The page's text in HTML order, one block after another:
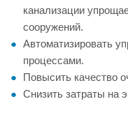
канализации
сооружений.
Автоматизировать
процессами.
Повысить качество
Снизить затраты на